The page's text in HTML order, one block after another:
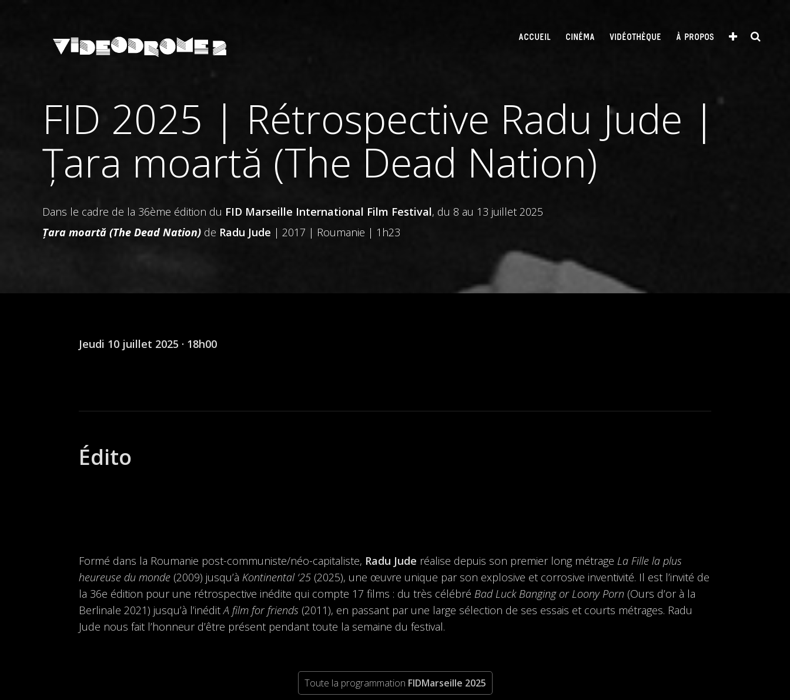
ACCUEIL CINÉMA VIDÉOTHÈQUE À PROPOS
FID 2025 | Rétrospective Radu Jude |
Țara moartă (The Dead Nation)
Dans le cadre de la 36ème édition du FID Marseille International Film Festival, du 8 au 13 juillet 2025
Țara moartă (The Dead Nation) de Radu Jude | 2017 | Roumanie | 1h23
Jeudi 10 juillet 2025 · 18h00
Édito
Formé dans la Roumanie post-communiste/néo-capitaliste, Radu Jude réalise depuis son premier long métrage La Fille la plus
heureuse du monde (2009) jusqu’à Kontinental ‘25 (2025), une œuvre unique par son explosive et corrosive inventivité. Il est l’invité de
la 36e édition pour une rétrospective inédite qui compte 17 films : du très célébré Bad Luck Banging or Loony Porn (Ours d’or à la
Berlinale 2021) jusqu’à l’inéditA film for friends (2011), en passant par une large sélection de ses essais et courts métrages. Radu
Jude nous fait l’honneur d’être présent pendant toute la semaine du festival.
Toute la programmation FIDMarseille 2025